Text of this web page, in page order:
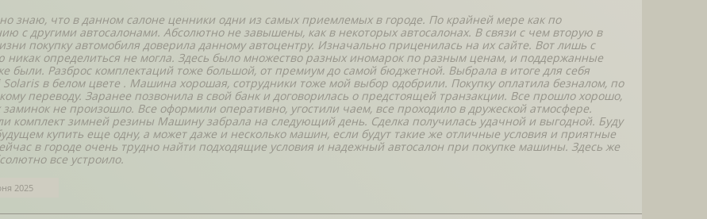
знаю, что в данном салоне ценники одни из самых приемлемых в городе. По крайней мере как по
с другими автосалонами. Абсолютно не завышены, как в некоторых автосалонах. В связи с чем вторую в
покупку автомобиля доверила данному автоцентру. Изначально приценилась на их сайте. Вот лишь с
никак определиться не могла. Здесь было множество разных иномарок по разным ценам, и поддержанные
были. Разброс комплектаций тоже большой, от премиум до самой бюджетной. Выбрала в итоге для себя
Solaris в белом цвете . Машина хорошая, сотрудники тоже мой выбор одобрили. Покупку оплатила безналом, по
переводу. Заранее позвонила в свой банк и договорилась о предстоящей транзакции. Все прошло хорошо,
заминок не произошло. Все оформили оперативно, угостили чаем, все проходило в дружеской атмосфере.
комплект зимней резины Машину забрала на следующий день. Сделка получилась удачной и выгодной. Буду
купить еще одну, а может даже и несколько машин, если будут такие же отличные условия и приятные
в городе очень трудно найти подходящие условия и надежный автосалон при покупке машины. Здесь же
все устроило.
2025